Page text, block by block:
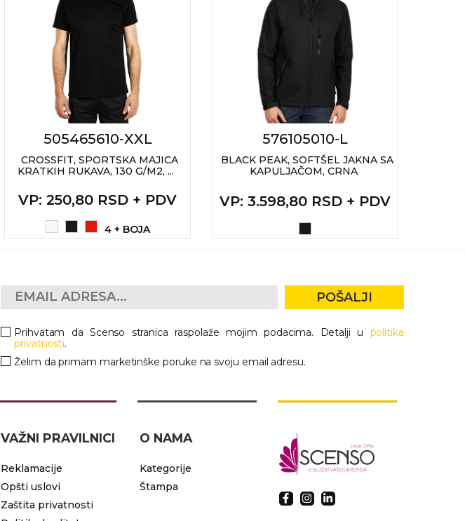
505465610-XXL
CROSSFIT, SPORTSKA MAJICA
KRATKIH RUKAVA, 130 G/M2, ...
VP: 250,80 RSD + PDV
4 + BOJA
576105010-L
BLACK PEAK, SOFTŠEL JAKNA SA
KAPULJAČOM, CRNA
VP: 3.598,80 RSD + PDV
POŠALJI
Prihvatam da Scenso stranica raspolaže mojim podacima. Detalji u politika
privatnosti.
Želim da primam marketinške poruke na svoju email adresu.
VAŽNI PRAVILNICI
Reklamacije
Opšti uslovi
Zaštita privatnosti
O NAMA
Kategorije
Štampa